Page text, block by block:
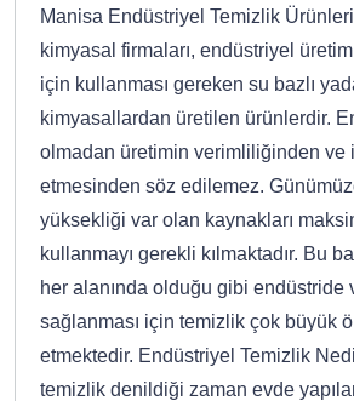
Manisa Endüstriyel Temizlik
kimyasal firmaları, endüstriyel
için kullanması gereken su bazlı
kimyasallardan üretilen ürünlerdir.
olmadan üretimin verimliliğinden ve
etmesinden söz edilemez.
yüksekliği var olan kaynakları
kullanmayı gerekli kılmaktadır. Bu
her alanında olduğu gibi endüstride
sağlanması için temizlik çok büyük
etmektedir. Endüstriyel Temizlik
temizlik denildiği zaman evde